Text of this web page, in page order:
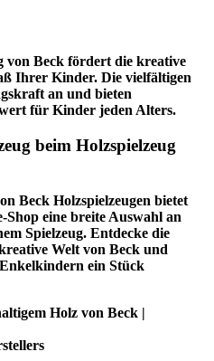
von Beck fördert die kreative
Ihrer Kinder. Die vielfältigen
an und bieten
für Kinder jeden Alters.
beim Holzspielzeug
Beck Holzspielzeugen bietet
Shop eine breite Auswahl an
Spielzeug. Entdecke die
Welt von Beck und
ein Stück
Holz von Beck |